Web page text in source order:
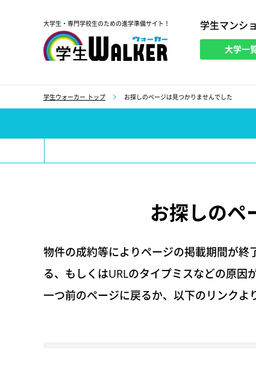
大学生・専門学校生のための進学準備サイト！ 学生マンシ
大学一
学生ウォーカー トップ お探しのページは見つかりませんでした
お探しのペ
物件の成約等によりページの掲載期間が
る、もしくはURLのタイプミスなどの原因
一つ前のページに戻るか、以下のリンクよ